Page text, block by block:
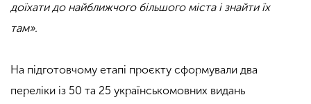
доїхати до найближчого більшого міста і знайти їх
там».
На підготовчому етапі проєкту сформували два
переліки із 50 та 25 українськомовних видань